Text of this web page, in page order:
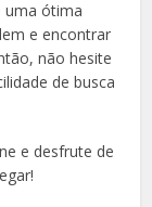
uma ótima
e encontrar
não hesite
de busca
e desfrute de